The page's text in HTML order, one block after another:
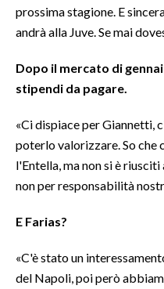
prossima stagione. E
andrà alla Juve. Se mai
Dopo il mercato di
stipendi da pagare.
«Ci dispiace per Giannetti,
poterlo valorizzare. So che
l'Entella, ma non si è
non per responsabilità
E Farias?
«C'è stato un
del Napoli, poi però